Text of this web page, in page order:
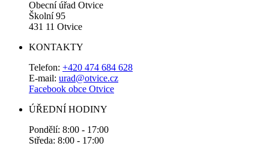
Obecní úřad Otvice
Školní 95
431 11 Otvice
KONTAKTY
Telefon: +420 474 684 628
E-mail: urad@otvice.cz
Facebook obce Otvice
ÚŘEDNÍ HODINY
Pondělí: 8:00 - 17:00
Středa: 8:00 - 17:00